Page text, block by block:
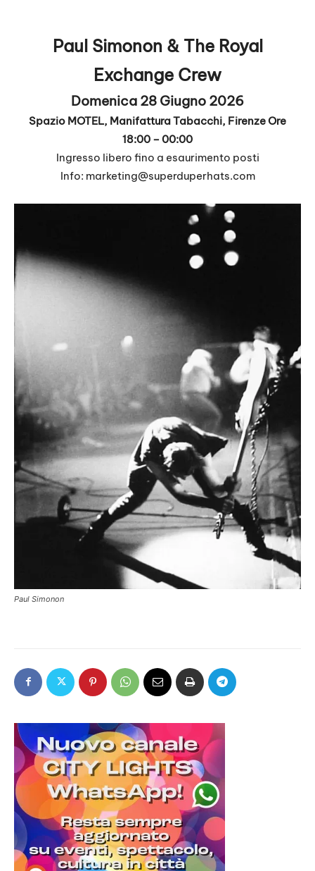
Paul Simonon & The Royal
Exchange Crew
Domenica 28 Giugno 2026
Spazio MOTEL, Manifattura Tabacchi, Firenze Ore
18:00 – 00:00
Ingresso libero fino a esaurimento posti
Info: marketing@superduperhats.com
Paul Simonon